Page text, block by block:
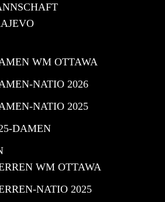
WM OTTAWA
NATIO 2026
NATIO 2025
DAMEN
WM OTTAWA
NATIO 2025